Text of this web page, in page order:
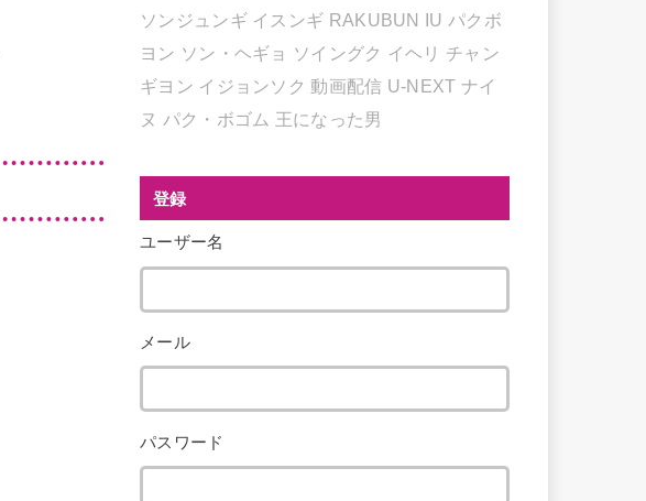
ソンジュンギ イスンギ RAKUBUN IU パクボ
ヨン ソン・ヘギョ ソイングク イヘリ チャン
ギヨン イジョンソク 動画配信 U-NEXT ナイ
ヌ パク・ボゴム 王になった男
登録
ユーザー名
メール
パスワード